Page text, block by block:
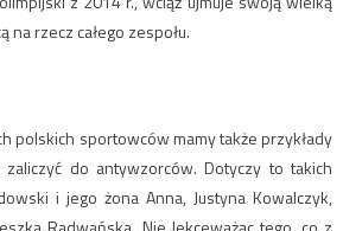
na rzecz całego zespołu.
polskich sportowców mamy także przykłady
do antywzorców. Dotyczy to takich
i jego żona Anna, Justyna Kowalczyk,